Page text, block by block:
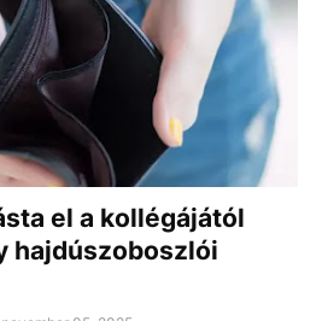
el a kollégájától
hajdúszoboszlói